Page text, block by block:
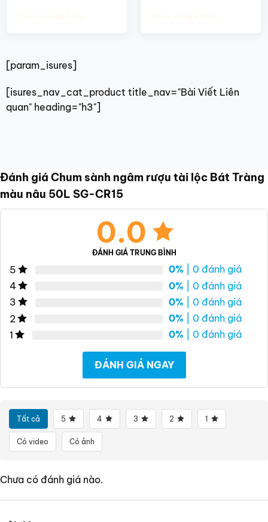
[param_isures]
[isures_nav_cat_product title_nav="Bài Viết Liên
quan" heading="h3"]
Đánh giá Chum sành ngâm rượu tài lộc Bát Tràng
màu nâu 50L SG-CR15
0.0
ĐÁNH GIÁ TRUNG BÌNH
5 0% | 0 đánh giá
4
0% | 0 đánh giá
3
0% | 0 đánh giá
2
0% | 0 đánh giá
1
0% | 0 đánh giá
ĐÁNH GIÁ NGAY
Tất cả 5 4 3 2 1
Có video Có ảnh
Chưa có đánh giá nào.